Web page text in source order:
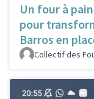
Un four à
pour
Barros en
Collectif des